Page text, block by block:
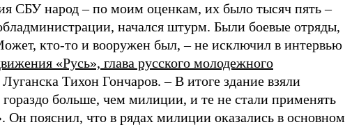
СБУ народ – по моим оценкам, их было тысяч пять –
начался штурм. Были боевые отряды,
кто-то и вооружен был,– не исключил в интервью
«Русь», глава русского молодежного
Тихон Гончаров. – В итоге здание взяли
больше, чем милиции, и те не стали применять
Он пояснил, что в рядах милиции оказались в основном